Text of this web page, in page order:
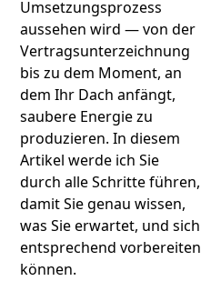
Umsetzungsprozess
aussehen wird — von der
Vertragsunterzeichnung
bis zu dem Moment, an
dem Ihr Dach anfängt,
saubere Energie zu
produzieren. In diesem
Artikel werde ich Sie
durch alle Schritte führen,
damit Sie genau wissen,
was Sie erwartet, und sich
entsprechend vorbereiten
können.